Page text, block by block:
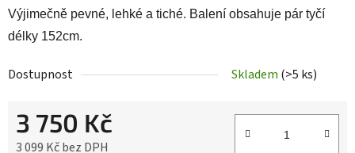
Výjimečně pevné, lehké a tiché. Balení obsahuje pár tyčí
délky 152cm.
Dostupnost Skladem (>5 ks)
3 750 Kč
3 099 Kč bez DPH